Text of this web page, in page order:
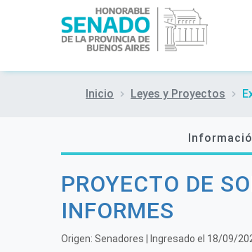
Inicio Leyes y Proyectos
PROYECTO DE
INFORMES
Origen: Senadores | Ingresado el 18/09/